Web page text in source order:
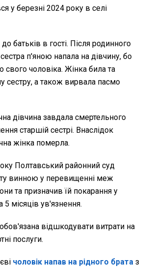
у березні 2024 року в селі
батьків в гості. Після родинного
п'яною напала на дівчину, бо
свого чоловіка. Жінка била та
а також вирвала пасмо
дівчина завдала смертельного
старшій сестрі. Внаслідок
жінка померла.
Полтавський районний суд
винною у перевищенні меж
та призначив їй покарання у
5 місяців ув'язнення.
відшкодувати витрати на
послуги.
чоловік напав на рідного брата з